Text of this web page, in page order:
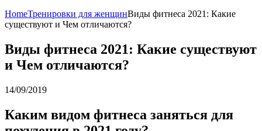
HomeТренировки для женщинВиды фитнеса 2021: Какие
существуют и Чем отличаются?
Виды фитнеса 2021: Какие существуют
и Чем отличаются?
14/09/2019
Каким видом фитнеса заняться для